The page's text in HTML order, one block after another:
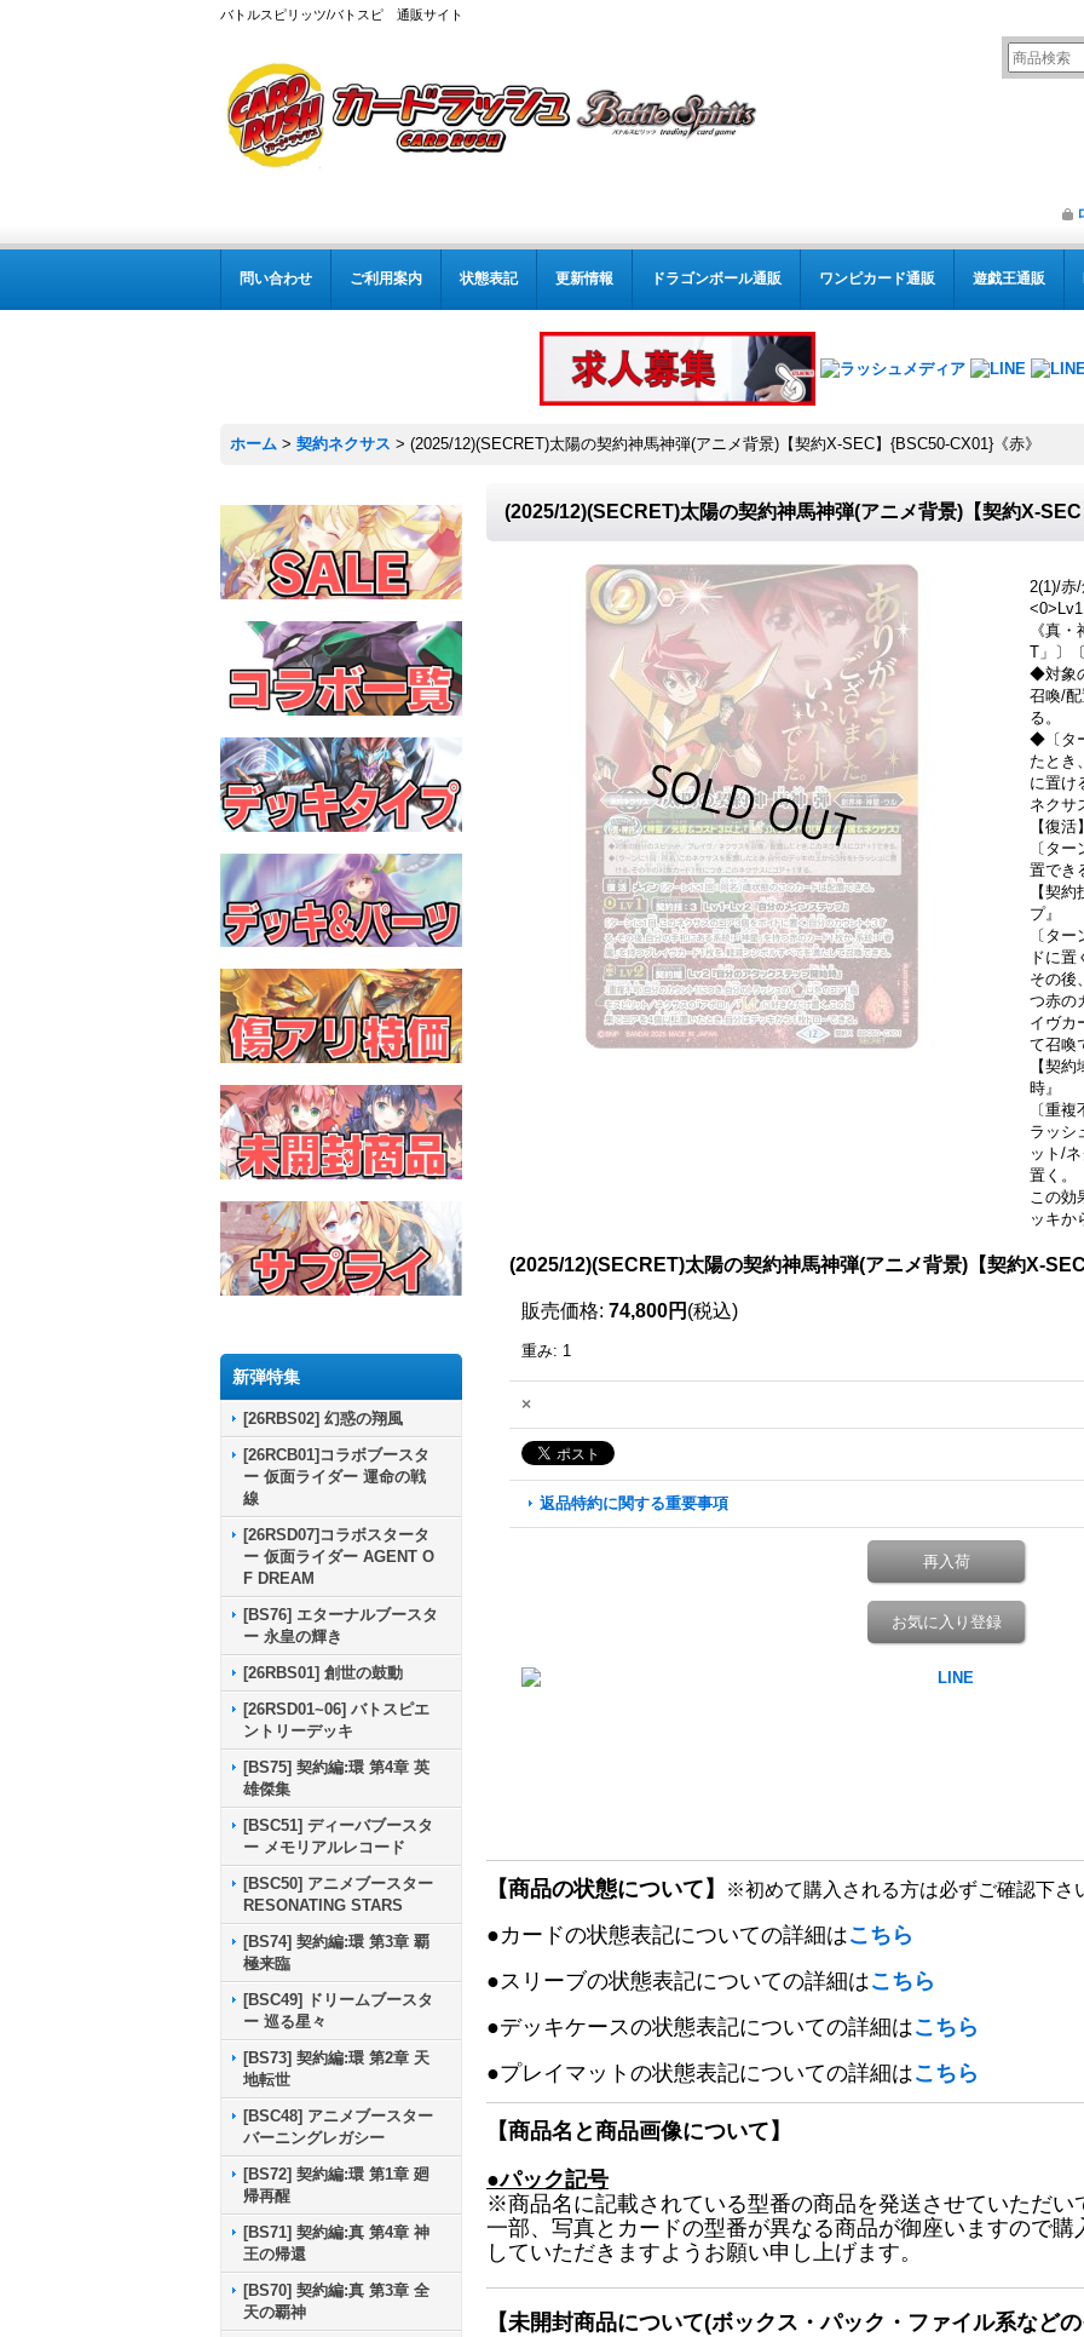
バトルスピリッツ/バトスピ 通販サイト
問い合わせ ご利用案内 状態表記 更新情報 ドラゴンボール通販 ワンピカード通販 遊戯王通販
ホーム > 契約ネクサス > (2025/12)(SECRET)太陽の契約神馬神弾(アニメ背景)【契約X-SEC】{BSC50-CX01}《赤》
新弾特集
[26RBS02] 幻惑の翔風
[26RCB01]コラボブースタ
ー 仮面ライダー 運命の戦
線
[26RSD07]コラボスタータ
ー 仮面ライダー AGENT O
F DREAM
[BS76] エターナルブースタ
ー 永皇の輝き
[26RBS01] 創世の鼓動
[26RSD01~06] バトスピエ
ントリーデッキ
[BS75] 契約編:環 第4章 英
雄傑集
[BSC51] ディーバブースタ
ー メモリアルレコード
[BSC50] アニメブースター
RESONATING STARS
[BS74] 契約編:環 第3章 覇
極来臨
[BSC49] ドリームブースタ
ー 巡る星々
[BS73] 契約編:環 第2章 天
地転世
[BSC48] アニメブースター
バーニングレガシー
[BS72] 契約編:環 第1章 廻
帰再醒
[BS71] 契約編:真 第4章 神
王の帰還
[BS70] 契約編:真 第3章 全
天の覇神
(2025/12)(SECRET)太陽の契約神馬神弾(アニメ背景)【契約X-
2(1)/赤
《真
T」〕
◆対象
召喚/
る。
◆〔タ
たとき
に置け
ネクサ
【復
〔タ
置でき
【契
プ』
〔タ
ドに
その後
つ赤の
イヴカ
て召喚
【契
時』
〔重
ラッシ
ット/
置く。
この効
ッキか
(2025/12)(SECRET)太陽の契約神馬神弾(アニメ背景)【契約X-
販売価格: 74,800円 (税込)
重み: 1
×
返品特約に関する重要事項
再入荷
お気に入り登録
【商品の状態について】 ※初めて購入される方は必ずご確認下さ
●カードの状態表記についての詳細はこちら
●スリーブの状態表記についての詳細はこちら
●デッキケースの状態表記についての詳細はこちら
●プレイマットの状態表記についての詳細はこちら
【商品名と商品画像について】
●パック記号
※商品名に記載されている型番の商品を発送させていただい
一部、写真とカードの型番が異なる商品が御座いますので
していただきますようお願い申し上げます。
【未開封商品について(ボックス・パック・ファイル系など